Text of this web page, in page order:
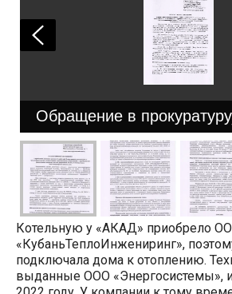
Обращение в
Котельную у «АКАД» приобрело
«КубаньТеплоИнжениринг»,
подключала дома к отоплению.
выданные ООО «Энергосистемы»,